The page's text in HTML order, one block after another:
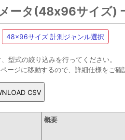
ータ(48x96サイズ)
48x96サイズ 計測ジャンル選択
型式の絞り込みを行ってください。
ージに移動するので、詳細仕様をご確
概要